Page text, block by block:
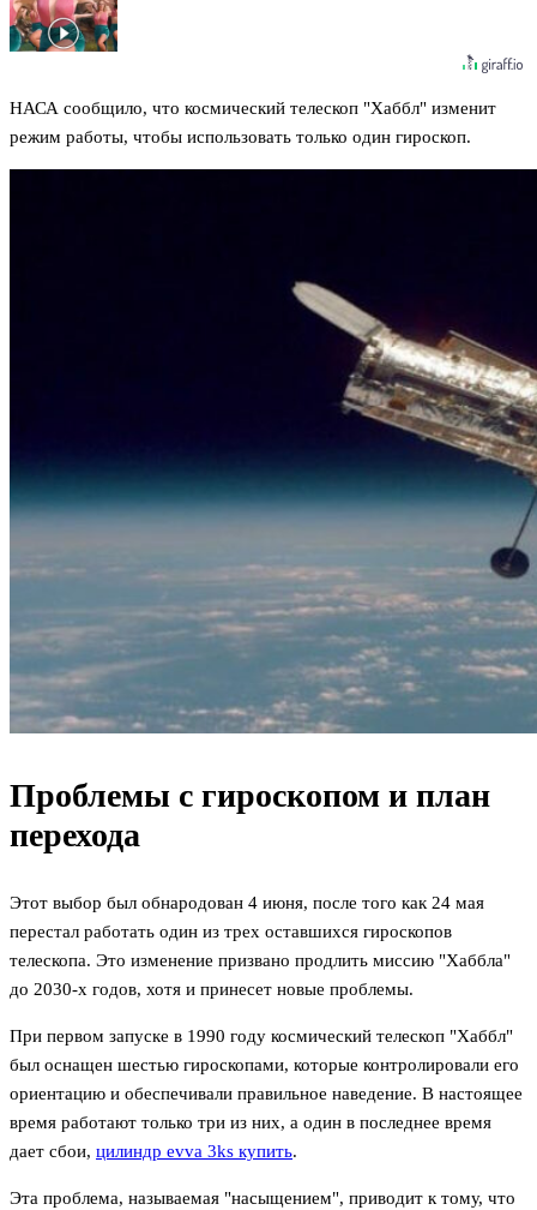
НАСА сообщило, что космический телескоп "Хаббл" изменит
режим работы, чтобы использовать только один гироскоп.
Проблемы с гироскопом и план
перехода
Этот выбор был обнародован 4 июня, после того как 24 мая
перестал работать один из трех оставшихся гироскопов
телескопа. Это изменение призвано продлить миссию "Хаббла"
до 2030-х годов, хотя и принесет новые проблемы.
При первом запуске в 1990 году космический телескоп "Хаббл"
был оснащен шестью гироскопами, которые контролировали его
ориентацию и обеспечивали правильное наведение. В настоящее
время работают только три из них, а один в последнее время
дает сбои, цилиндр evva 3ks купить.
Эта проблема, называемая "насыщением", приводит к тому, что